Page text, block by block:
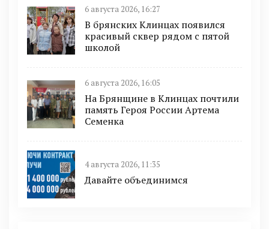
6 августа 2026, 16:27
В брянских Клинцах появился
красивый сквер рядом с пятой
школой
6 августа 2026, 16:05
На Брянщине в Клинцах почтили
память Героя России Артема
Семенка
4 августа 2026, 11:35
Давайте объединимся